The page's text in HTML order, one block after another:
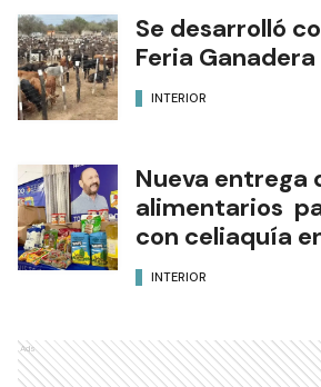
Se desarrolló
Feria
INTERIOR
Nueva entrega
alimentarios
con celiaquía
INTERIOR
Ads